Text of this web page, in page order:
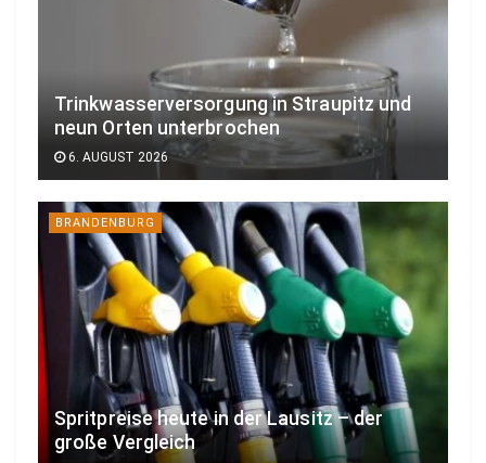
Trinkwasserversorgung in Straupitz und
neun Orten unterbrochen
6. AUGUST 2026
BRANDENBURG
Spritpreise heute in der Lausitz – der
große Vergleich